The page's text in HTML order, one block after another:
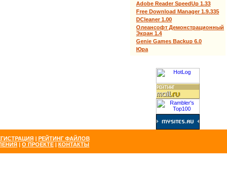
Adobe Reader SpeedUp 1.33
Free Download Manager 1.9.335
DCleaner 1.00
Олеансофт Демонстрационный
Экран 1.4
Genie Games Backup 6.0
Юра
| РЕЙТИНГ ФАЙЛОВ
| О ПРОЕКТЕ | КОНТАКТЫ